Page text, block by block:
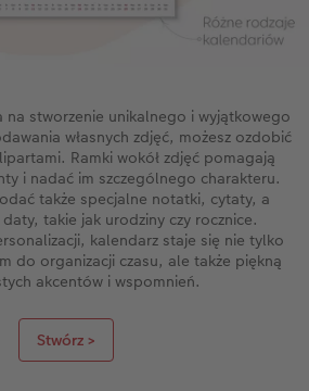
na stworzenie unikalnego i wyjątkowego
własnych zdjęć, możesz ozdobić
Ramki wokół zdjęć pomagają
i nadać im szczególnego charakteru.
także specjalne notatki, cytaty, a
takie jak urodziny czy rocznice.
kalendarz staje się nie tylko
do organizacji czasu, ale także piękną
akcentów i wspomnień.
Stwórz >